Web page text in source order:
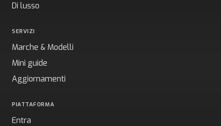
Di lusso
SERVIZI
Marche & Modelli
Mini guide
Aggiornamenti
PIATTAFORMA
Entra